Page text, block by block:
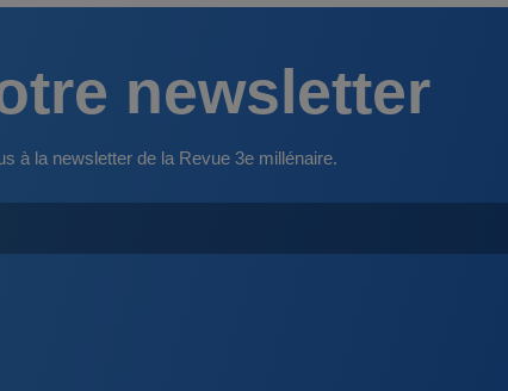
newsletter
à la newsletter de la Revue 3e millénaire.